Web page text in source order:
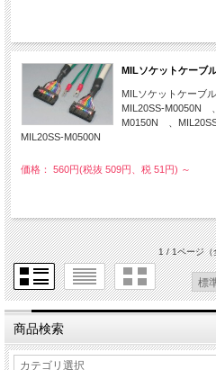
MILソケットケーブ
MILソケットケーブ
MIL20SS-M0050N
M0150N 、
MIL20SS-M0500N
価格： 560円(税抜 509円、税 51円) ～
1 / 1ページ（
商品検索